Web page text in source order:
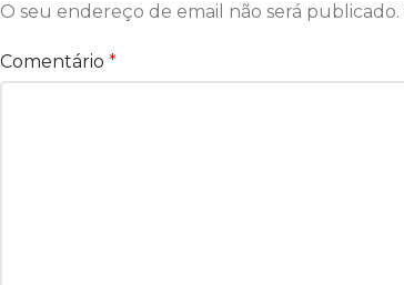
O seu endereço de email não será publicado.
Comentário *